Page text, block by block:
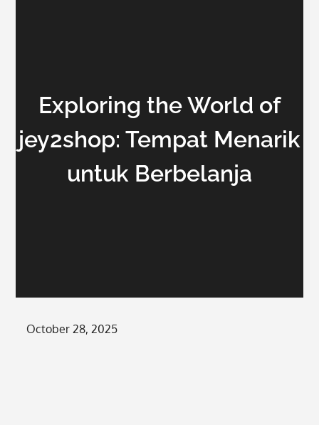
Exploring the World of
jey2shop: Tempat Menarik
untuk Berbelanja
Posted
October 28, 2025